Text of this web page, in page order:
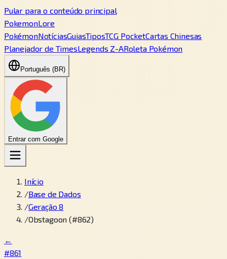
Pular para o conteúdo principal
PokemonLore
PokémonNotíciasGuiasTiposTCG PocketCartas Chinesas
Planejador de TimesLegends Z-ARoleta Pokémon
Português (BR)
Entrar com Google
Início
/Base de Dados
/Geração 8
/Obstagoon (#862)
←
#861